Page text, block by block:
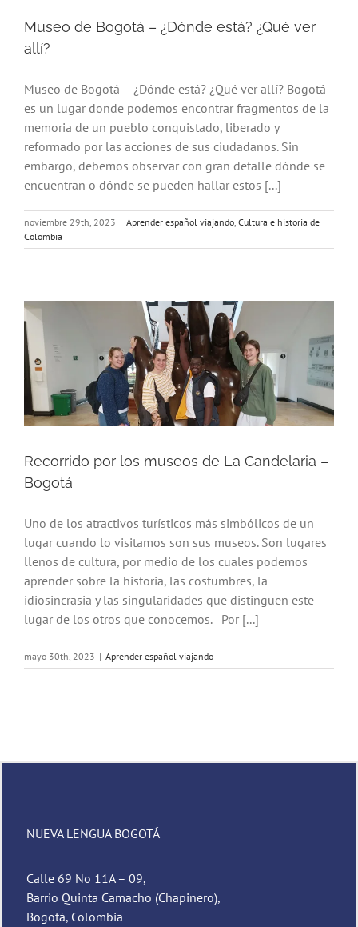
Museo de Bogotá – ¿Dónde está? ¿Qué ver
allí?
Museo de Bogotá – ¿Dónde está? ¿Qué ver allí? Bogotá
es un lugar donde podemos encontrar fragmentos de la
memoria de un pueblo conquistado, liberado y
reformado por las acciones de sus ciudadanos. Sin
embargo, debemos observar con gran detalle dónde se
encuentran o dónde se pueden hallar estos [...]
noviembre 29th, 2023 | Aprender español viajando Cultura e historia de
Colombia
Recorrido por los museos de La Candelaria –
Bogotá
Uno de los atractivos turísticos más simbólicos de un
lugar cuando lo visitamos son sus museos. Son lugares
llenos de cultura, por medio de los cuales podemos
aprender sobre la historia, las costumbres, la
idiosincrasia y las singularidades que distinguen este
lugar de los otros que conocemos. Por [...]
mayo 30th, 2023 | Aprender español viajando
NUEVA LENGUA BOGOTÁ
Calle 69 No 11A – 09,
Barrio Quinta Camacho (Chapinero),
Bogotá, Colombia